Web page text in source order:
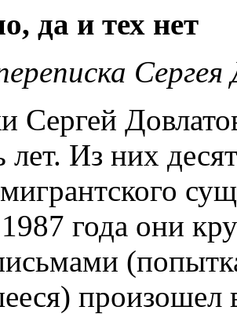
да и тех нет
Сергей
лет. Из них
года они
произошел